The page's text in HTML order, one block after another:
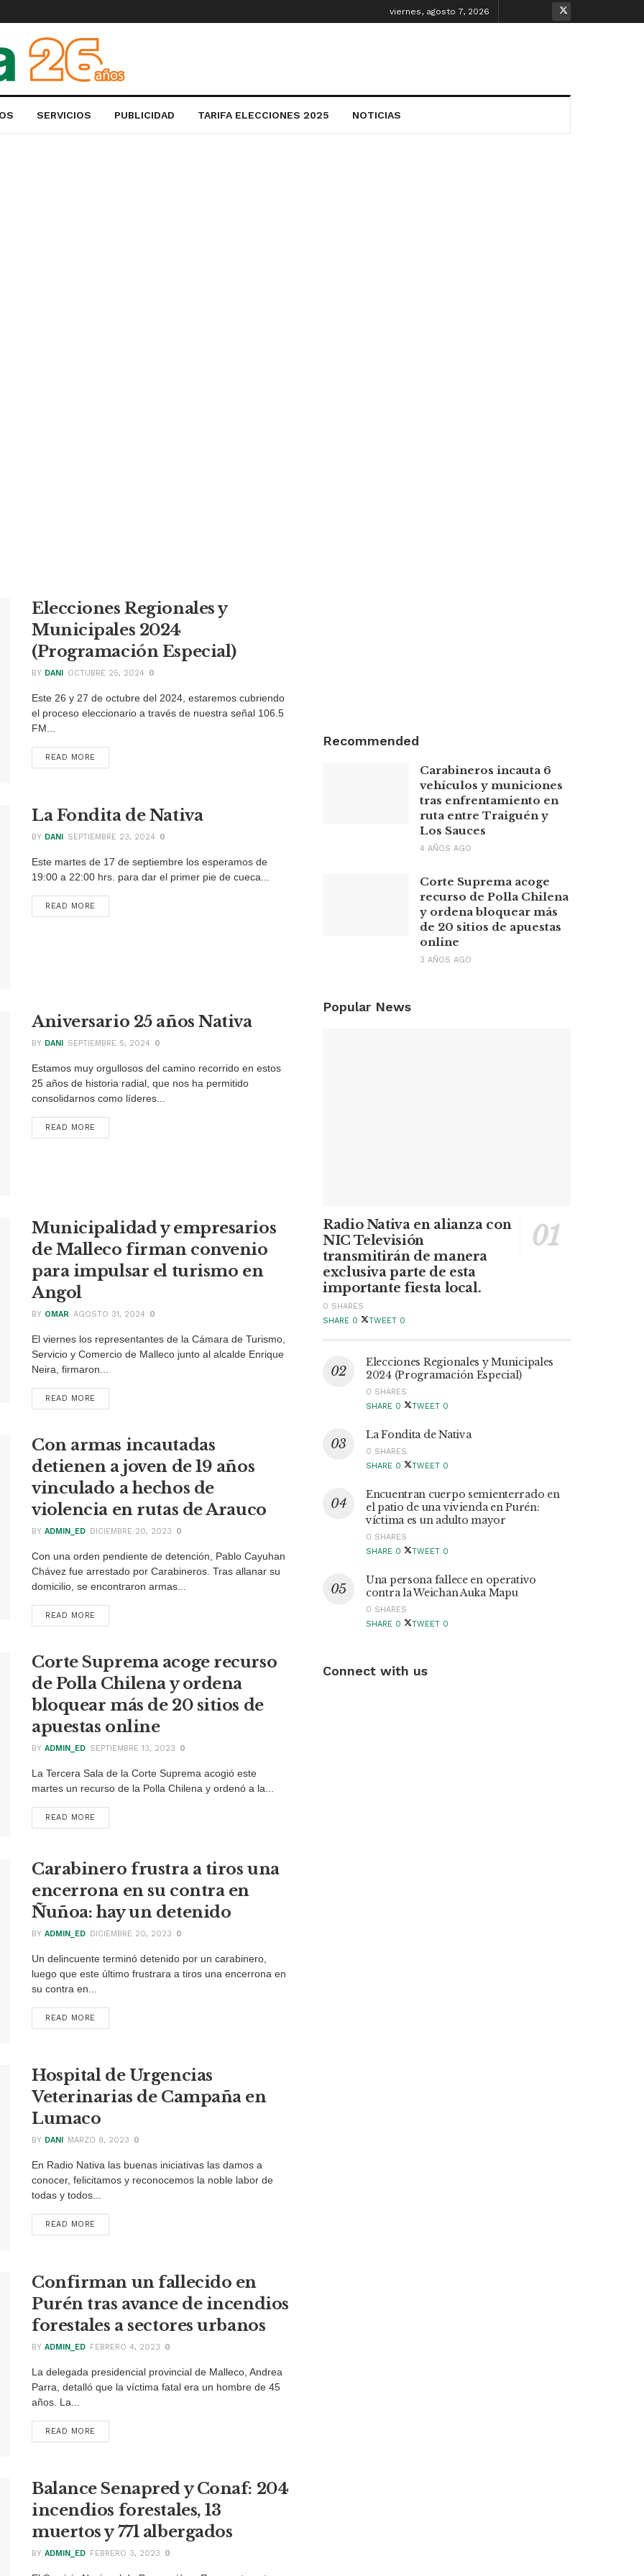
viernes, agosto 7, 2026
SERVICIOS PUBLICIDAD TARIFA ELECCIONES 2025 NOTICIAS
Elecciones Regionales y
Municipales 2024
(Programación Especial)
BY DANI OCTUBRE 25, 2024 0
Este 26 y 27 de octubre del 2024, estaremos cubriendo
el proceso eleccionario a través de nuestra señal 106.5
FM...
READ MORE
La Fondita de Nativa
BY DANI SEPTIEMBRE 23, 2024 0
Este martes de 17 de septiembre los esperamos de
19:00 a 22:00 hrs. para dar el primer pie de cueca...
READ MORE
Aniversario 25 años Nativa
BY DANI SEPTIEMBRE 5, 2024 0
Estamos muy orgullosos del camino recorrido en estos
25 años de historia radial, que nos ha permitido
consolidarnos como líderes...
READ MORE
Municipalidad y empresarios
de Malleco firman convenio
para impulsar el turismo en
Angol
BY OMAR AGOSTO 31, 2024 0
El viernes los representantes de la Cámara de Turismo,
Servicio y Comercio de Malleco junto al alcalde Enrique
Neira, firmaron...
READ MORE
Con armas incautadas
detienen a joven de 19 años
vinculado a hechos de
violencia en rutas de Arauco
BY ADMIN_ED DICIEMBRE 20, 2023 0
Con una orden pendiente de detención, Pablo Cayuhan
Chávez fue arrestado por Carabineros. Tras allanar su
domicilio, se encontraron armas...
READ MORE
Corte Suprema acoge recurso
de Polla Chilena y ordena
bloquear más de 20 sitios de
apuestas online
BY ADMIN_ED SEPTIEMBRE 13, 2023 0
La Tercera Sala de la Corte Suprema acogió este
martes un recurso de la Polla Chilena y ordenó a la...
READ MORE
Carabinero frustra a tiros una
encerrona en su contra en
Ñuñoa: hay un detenido
BY ADMIN_ED DICIEMBRE 20, 2023 0
Un delincuente terminó detenido por un carabinero,
luego que este último frustrara a tiros una encerrona en
su contra en...
READ MORE
Hospital de Urgencias
Veterinarias de Campaña en
Lumaco
BY DANI MARZO 8, 2023 0
En Radio Nativa las buenas iniciativas las damos a
conocer, felicitamos y reconocemos la noble labor de
todas y todos...
READ MORE
Confirman un fallecido en
Purén tras avance de incendios
forestales a sectores urbanos
BY ADMIN_ED FEBRERO 4, 2023 0
La delegada presidencial provincial de Malleco, Andrea
Parra, detalló que la víctima fatal era un hombre de 45
años. La...
READ MORE
Balance Senapred y Conaf: 204
incendios forestales, 13
muertos y 771 albergados
BY ADMIN_ED FEBRERO 3, 2023 0
Recommended
Carabineros incauta 6
vehículos y municiones
tras enfrentamiento en
ruta entre Traiguén y
Los Sauces
4 AÑOS AGO
Corte Suprema acoge
recurso de Polla Chilena
y ordena bloquear más
de 20 sitios de apuestas
online
3 AÑOS AGO
Popular News
Radio Nativa en alianza con
NIC Televisión
transmitirán de manera
exclusiva parte de esta
importante fiesta local.
0 SHARES
SHARE 0 TWEET 0
Elecciones Regionales y Municipales
2024 (Programación Especial)
0 SHARES
SHARE 0 TWEET 0
La Fondita de Nativa
0 SHARES
SHARE 0 TWEET 0
Encuentran cuerpo semienterrado en
el patio de una vivienda en Purén:
víctima es un adulto mayor
0 SHARES
SHARE 0 TWEET 0
Una persona fallece en operativo
contra la Weichan Auka Mapu
0 SHARES
SHARE 0 TWEET 0
Connect with us